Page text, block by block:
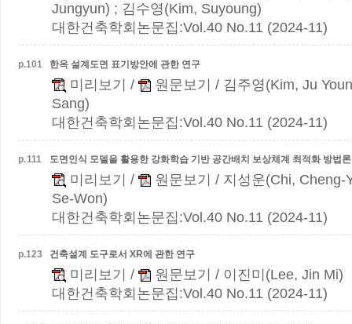
Jungyun) ; 김수영(Kim, Suyoung)
대한건축학회논문집:Vol.40 No.11 (2024-11)
p.101 한옥 설계도면 표기방안에 관한 연구
미리보기 / 원문보기
/ 김주영(Kim, Ju
Sang)
대한건축학회논문집:Vol.40 No.11 (2024-11)
p.111 도면인식 모델을 활용한 강화학습 기반 공간배치 보상체계 최적화 방법론
미리보기 / 원문보기
/ 지성운(Chi, Cheng-
Se-Won)
대한건축학회논문집:Vol.40 No.11 (2024-11)
p.123 건축설계 도구로서 XR에 관한 연구
미리보기 / 원문보기
/ 이진미(Lee, Jin Mi)
대한건축학회논문집:Vol.40 No.11 (2024-11)